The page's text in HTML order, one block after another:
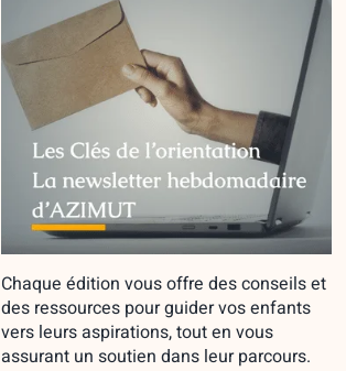
Chaque édition vous offre des conseils et
des ressources pour guider vos enfants
vers leurs aspirations, tout en vous
assurant un soutien dans leur parcours.